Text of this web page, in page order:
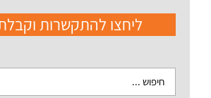
ליחצו להתקשרות